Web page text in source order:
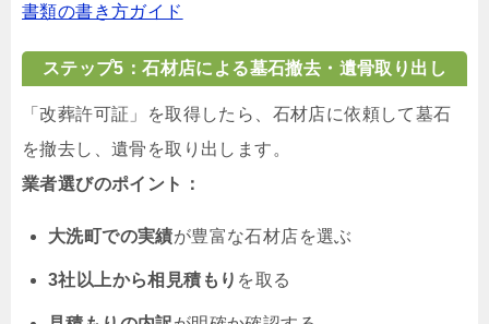
書類の書き方ガイド
ステップ5：石材店による墓石撤去・遺骨取り出し
「改葬許可証」を取得したら、石材店に依頼して墓石
を撤去し、遺骨を取り出します。
業者選びのポイント：
大洗町での実績が豊富な石材店を選ぶ
3社以上から相見積もり を取る